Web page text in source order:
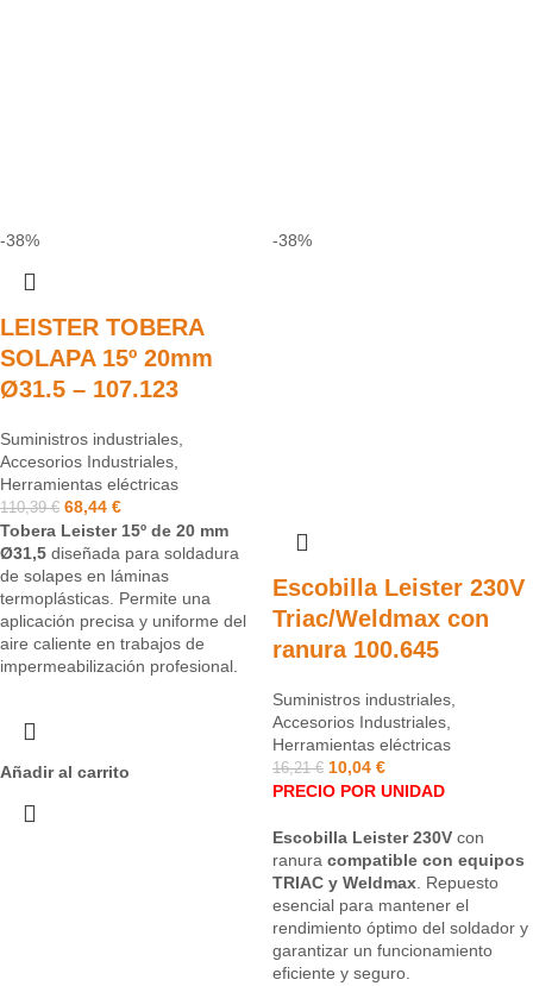
-38%
LEISTER TOBERA
SOLAPA 15º 20mm
Ø31.5 – 107.123
Suministros industriales
Accesorios Industriales
Herramientas eléctricas
110,39€ 68,44 €
Tobera Leister 15º de 20 mm
Ø31,5 diseñada para soldadura
de solapes en láminas
termoplásticas. Permite una
aplicación precisa y uniforme del
aire caliente en trabajos de
impermeabilización profesional.
Añadir al carrito
-38%
Escobilla Leister 230V
Triac/Weldmax con
ranura 100.645
Suministros industriales
Accesorios Industriales
Herramientas eléctricas
16,21€ 10,04 €
PRECIO POR UNIDAD
Escobilla Leister 230V con
ranura compatible con equipos
TRIAC y Weldmax . Repuesto
esencial para mantener el
rendimiento óptimo del soldador y
garantizar un funcionamiento
eficiente y seguro.